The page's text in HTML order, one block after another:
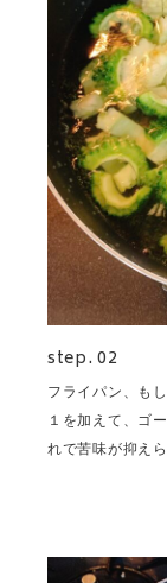
step. 02
フライパン、も
１を加えて、ゴ
れで苦味が抑え